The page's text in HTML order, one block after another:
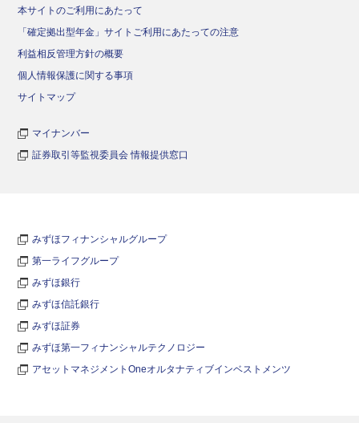
本サイトのご利用にあたって
「確定拠出型年金」サイトご利用にあたっての注意
利益相反管理方針の概要
個人情報保護に関する事項
サイトマップ
マイナンバー
証券取引等監視委員会 情報提供窓口
みずほフィナンシャルグループ
第一ライフグループ
みずほ銀行
みずほ信託銀行
みずほ証券
みずほ第一フィナンシャルテクノロジー
アセットマネジメントOneオルタナティブインベストメンツ